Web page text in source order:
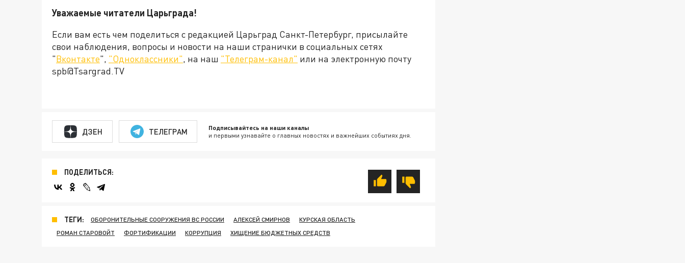
Уважаемые читатели Царьграда!
Если вам есть чем поделиться с редакцией Царьград Санкт-Петербург, присылайте
свои наблюдения, вопросы и новости на наши странички в социальных сетях
"Вконтакте", "Одноклассники", на наш "Телеграм-канал" или на электронную почту
spb@Tsargrad.TV
ДЗЕН ТЕЛЕГРАМ Подписывайтесь на наши каналы
и первыми узнавайте о главных новостях и важнейших событиях дня.
ПОДЕЛИТЬСЯ:
ТЕГИ: ОБОРОНИТЕЛЬНЫЕ СООРУЖЕНИЯ ВС РОССИИ АЛЕКСЕЙ СМИРНОВ
КУРСКАЯ ОБЛАСТЬ
РОМАН СТАРОВОЙТ
ФОРТИФИКАЦИИ КОРРУПЦИЯ ХИЩЕНИЕ БЮДЖЕТНЫХ СРЕДСТВ